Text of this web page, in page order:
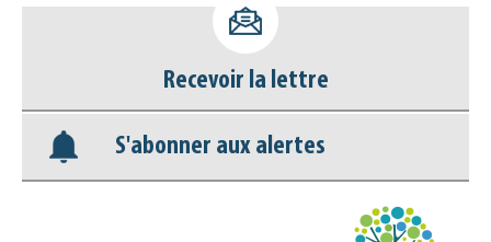
Nos veilles Scoop.it
Appels à projets
Recevoir la lettre
S'abonner aux alertes